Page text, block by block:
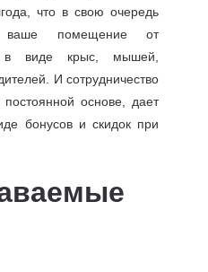
что в свою очередь
помещение от
в виде крыс, мышей,
И сотрудничество
основе, дает
бонусов и скидок при